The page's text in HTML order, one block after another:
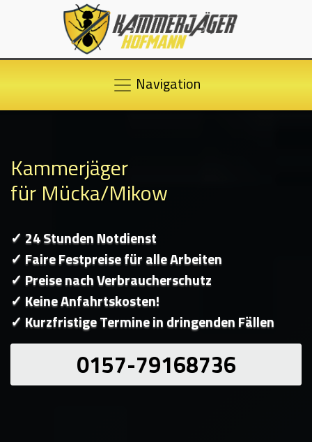
Navigation
Kammerjäger
für Mücka/Mikow
✓ 24 Stunden Notdienst
✓ Faire Festpreise für alle Arbeiten
✓ Preise nach Verbraucherschutz
✓ Keine Anfahrtskosten!
✓ Kurzfristige Termine in dringenden Fällen
0157-79168736